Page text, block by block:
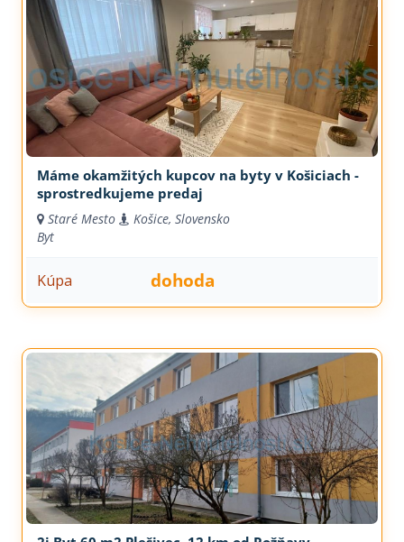
Máme okamžitých kupcov na byty v Košiciach -
sprostredkujeme predaj
Staré Mesto
Košice, Slovensko
Byt
Kúpa dohoda